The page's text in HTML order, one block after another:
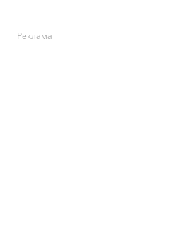
Реклама